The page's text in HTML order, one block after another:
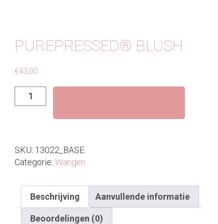
PUREPRESSED® BLUSH
€43,00
PurePressed®
Blush
SKU: 13022_BASE
Categorie: Wangen
Beschrijving Aanvullende informatie
Beoordelingen (0)